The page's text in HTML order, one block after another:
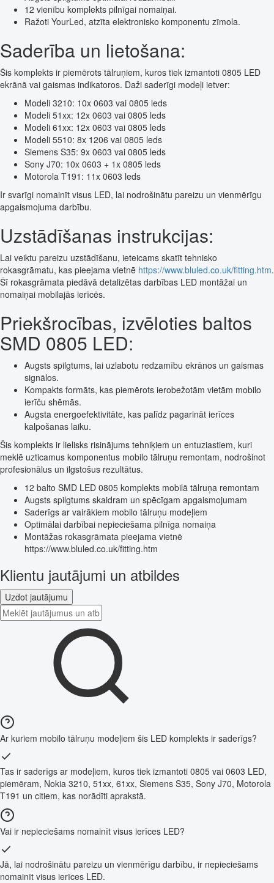
12 vienību komplekts pilnīgai nomaiņai.
Ražoti YourLed, atzīta elektronisko komponentu zīmola.
Saderība un lietošana:
Šis komplekts ir piemērots tālruņiem, kuros tiek izmantoti 0805 LED
ekrānā vai gaismas indikatoros. Daži saderīgi modeļi ietver:
Modeli 3210: 10x 0603 vai 0805 leds
Modeli 51xx: 12x 0603 vai 0805 leds
Modeli 61xx: 12x 0603 vai 0805 leds
Modeli 5510: 8x 1206 vai 0805 leds
Siemens S35: 9x 0603 vai 0805 leds
Sony J70: 10x 0603 + 1x 0805 leds
Motorola T191: 11x 0603 leds
Ir svarīgi nomainīt visus LED, lai nodrošinātu pareizu un vienmērīgu
apgaismojuma darbību.
Uzstādīšanas instrukcijas:
Lai veiktu pareizu uzstādīšanu, ieteicams skatīt tehnisko
rokasgrāmatu, kas pieejama vietnē https://www.bluled.co.uk/fitting.htm.
Šī rokasgrāmata piedāvā detalizētas darbības LED montāžai un
nomaiņai mobilajās ierīcēs.
Priekšrocības, izvēloties baltos
SMD 0805 LED:
Augsts spilgtums, lai uzlabotu redzamību ekrānos un gaismas
signālos.
Kompakts formāts, kas piemērots ierobežotām vietām mobilo
ierīču shēmās.
Augsta energoefektivitāte, kas palīdz pagarināt ierīces
kalpošanas laiku.
Šis komplekts ir lielisks risinājums tehniķiem un entuziastiem, kuri
meklē uzticamus komponentus mobilo tālruņu remontam, nodrošinot
profesionālus un ilgstošus rezultātus.
12 balto SMD LED 0805 komplekts mobilā tālruņa remontam
Augsts spilgtums skaidram un spēcīgam apgaismojumam
Saderīgs ar vairākiem mobilo tālruņu modeļiem
Optimālai darbībai nepieciešama pilnīga nomaiņa
Montāžas rokasgrāmata pieejama vietnē
https://www.bluled.co.uk/fitting.htm
Klientu jautājumi un atbildes
Uzdot jautājumu
Ar kuriem mobilo tālruņu modeļiem šis LED komplekts ir saderīgs?
Tas ir saderīgs ar modeļiem, kuros tiek izmantoti 0805 vai 0603 LED,
piemēram, Nokia 3210, 51xx, 61xx, Siemens S35, Sony J70, Motorola
T191 un citiem, kas norādīti aprakstā.
Vai ir nepieciešams nomainīt visus ierīces LED?
Jā, lai nodrošinātu pareizu un vienmērīgu darbību, ir nepieciešams
nomainīt visus ierīces LED.